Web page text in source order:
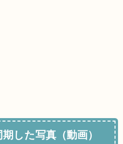
した写真（動画）